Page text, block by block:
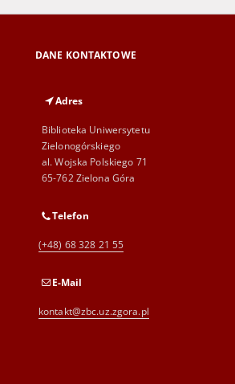
DANE KONTAKTOWE
Adres
Biblioteka Uniwersytetu
Zielonogórskiego
al. Wojska Polskiego 71
65-762 Zielona Góra
Telefon
(+48) 68 328 21 55
E-Mail
kontakt@zbc.uz.zgora.pl